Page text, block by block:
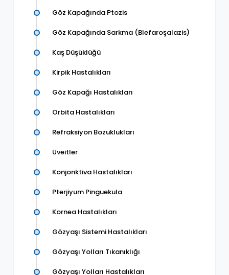
Göz Kapağında Ptozis
Göz Kapağında Sarkma (Blefaroşalazis)
Kaş Düşüklüğü
Kirpik Hastalıkları
Göz Kapağı Hastalıkları
Orbita Hastalıkları
Refraksiyon Bozuklukları
Üveitler
Konjonktiva Hastalıkları
Pterjiyum Pinguekula
Kornea Hastalıkları
Gözyaşı Sistemi Hastalıkları
Gözyaşı Yolları Tıkanıklığı
Gözyaşı Yolları Hastalıkları